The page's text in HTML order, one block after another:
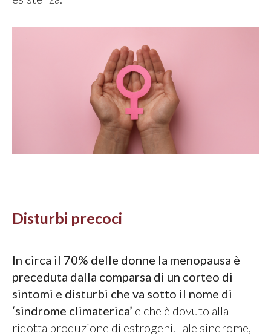
Disturbi precoci
In circa il 70% delle donne la menopausa è
preceduta dalla comparsa di un corteo di
sintomi e disturbi che va sotto il nome di
‘sindrome climaterica’ e che è dovuto alla
ridotta produzione di estrogeni. Tale sindrome,